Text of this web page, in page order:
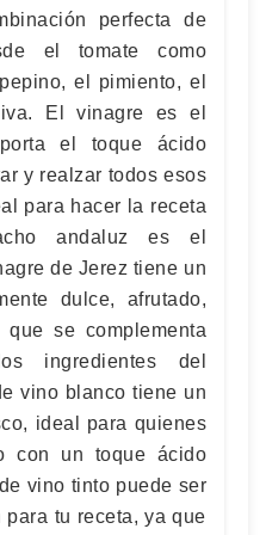
perfecta de
el tomate como
el pimiento, el
El vinagre es el
el toque ácido
y realzar todos esos
para hacer la receta
andaluz es el
de Jerez tiene un
dulce, afrutado,
se complementa
ingredientes del
vino blanco tiene un
ideal para quienes
con un toque ácido
vino tinto puede ser
tu receta, ya que